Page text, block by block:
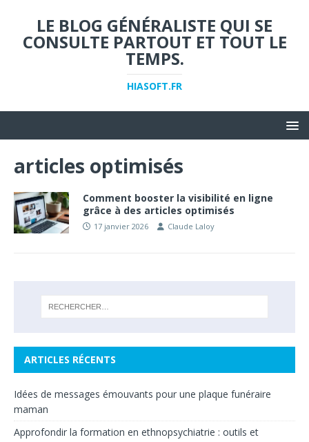
LE BLOG GÉNÉRALISTE QUI SE
CONSULTE PARTOUT ET TOUT LE
TEMPS.
HIASOFT.FR
articles optimisés
Comment booster la visibilité en ligne
grâce à des articles optimisés
17 janvier 2026 Claude Laloy
ARTICLES RÉCENTS
Idées de messages émouvants pour une plaque funéraire
maman
Approfondir la formation en ethnopsychiatrie : outils et